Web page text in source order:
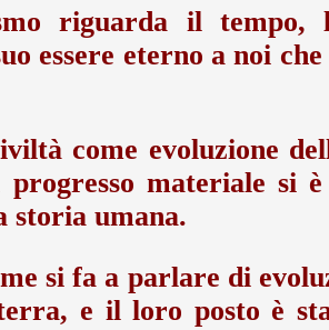
riguarda il
essere eterno a noi
come evoluzione
progresso materiale si
storia umana.
si fa a parlare di
e il loro posto è